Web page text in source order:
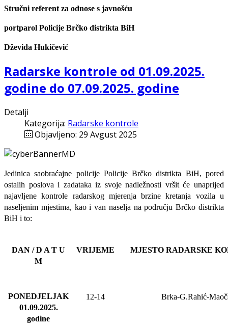
Stručni referent za odnose s javnošću
portparol Policije Brčko distrikta BiH
Dževida Hukičević
Radarske kontrole od 01.09.2025.
godine do 07.09.2025. godine
Detalji
Kategorija: Radarske kontrole
Objavljeno: 29 Avgust 2025
Jedinica saobraćajne policije Policije Brčko distrikta BiH, pored
ostalih poslova i zadataka iz svoje nadležnosti vršit će unaprijed
najavljene kontrole radarskog mjerenja brzine kretanja vozila u
naseljenim mjestima, kao i van naselja na području Brčko distrikta
BiH i to:
DAN / D A T U
M
VRIJEME MJESTO RADARSKE
PONEDJELJAK
01.09.2025.
godine
12-14 Brka-G.Rahić-